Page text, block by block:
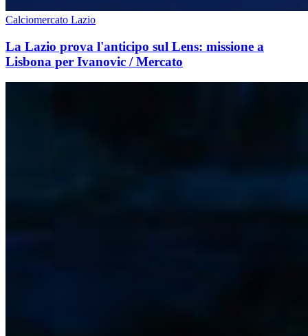
Calciomercato Lazio
La Lazio prova l'anticipo sul Lens: missione a
Lisbona per Ivanovic / Mercato